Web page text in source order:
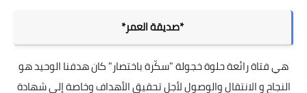
*صديقة العمر*
هي فتاة رائعة حلوة خجولة "سكّرة باختصار" كان هدفنا الوحيد هو
النجاح و الانتقال والوصول لأجل تحقيق الأهداف وخاصة إلى شهادة